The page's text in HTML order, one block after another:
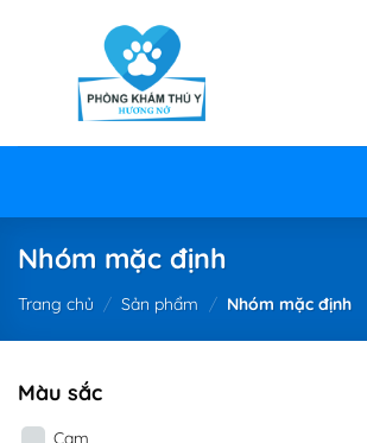
Nhóm mặc định
Trang chủ / Sản phẩm / Nhóm mặc định
Màu sắc
Cam